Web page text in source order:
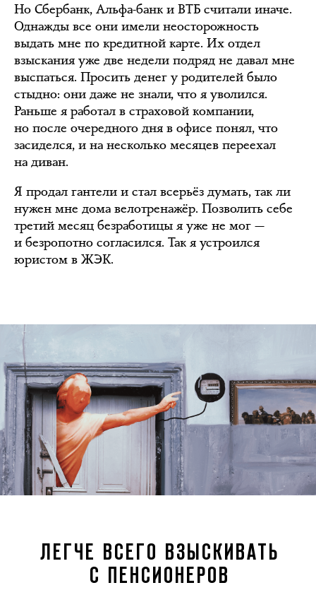
Но Сбербанк, Альфа-банк и ВТБ считали иначе.
Однажды все они имели неосторожность
выдать мне по кредитной карте. Их отдел
взыскания уже две недели подряд не давал мне
выспаться. Просить денег у родителей было
стыдно: они даже не знали, что я уволился.
Раньше я работал в страховой компании,
но после очередного дня в офисе понял, что
засиделся, и на несколько месяцев переехал
на диван.
Я продал гантели и стал всерьёз думать, так ли
нужен мне дома велотренажёр. Позволить себе
третий месяц безработицы я уже не мог —
и безропотно согласился. Так я устроился
юристом в ЖЭК.
ЛЕГЧЕ ВСЕГО ВЗЫСКИВАТЬ
С ПЕНСИОНЕРОВ